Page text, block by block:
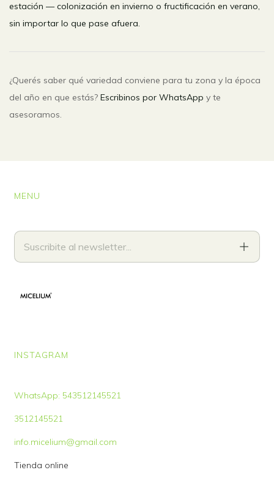
estación — colonización en invierno o fructificación en verano,
sin importar lo que pase afuera.
¿Querés saber qué variedad conviene para tu zona y la época
del año en que estás? Escribinos por WhatsApp y te
asesoramos.
MENU
INSTAGRAM
WhatsApp: 543512145521
3512145521
info.micelium@gmail.com
Tienda online